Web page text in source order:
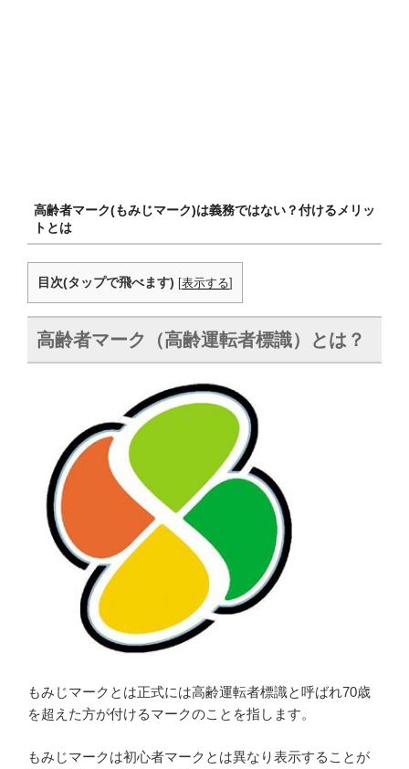
高齢者マーク(もみじマーク)は義務ではない？付けるメリッ
トとは
目次(タップで飛べます) [表示する]
高齢者マーク（高齢運転者標識）とは？
もみじマークとは正式には高齢運転者標識と呼ばれ70歳
を超えた方が付けるマークのことを指します。
もみじマークは初心者マークとは異なり表示することが